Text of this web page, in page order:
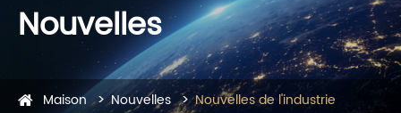
Nouvelles
Maison Nouvelles Nouvelles de l'industrie